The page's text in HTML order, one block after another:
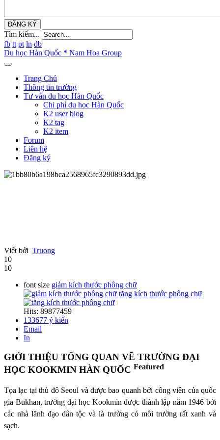
ĐĂNG KÝ
Tìm kiếm...
fb tt pt ln db
Du học Hàn Quốc * Nam Hoa Group
Trang Chủ
Thông tin trường
Tư vấn du học Hàn Quốc
Chi phí du học Hàn Quốc
K2 user blog
K2 tag
K2 item
Forum
Liên hệ
Đăng ký
Viết bởi Truong
10
10
font size giảm kích thước phông chữ
tăng kích thước phông chữ
Hits: 89877459
133677 ý kiến
Email
In
GIỚI THIỆU TỔNG QUAN VỀ TRƯỜNG ĐẠI
HỌC KOOKMIN HÀN QUỐC Featured
Tọa lạc tại thủ đô Seoul và được bao quanh bởi công viên của quốc
gia Bukhan, trường đại học Kookmin được thành lập năm 1946 bởi
các nhà lãnh đạo dân tộc và là trường có môi trường rất xanh và
sạch.